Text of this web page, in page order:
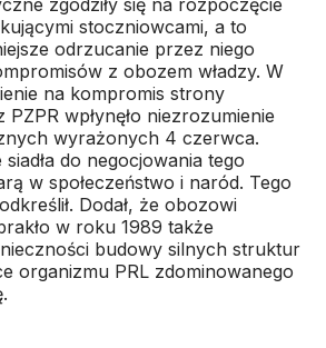
zgodziły się na rozpoczęcie
stoczniowcami, a to
odrzucanie przez niego
z obozem władzy. W
na kompromis strony
wpłynęło niezrozumienie
wyrażonych 4 czerwca.
do negocjowania tego
w społeczeństwo i naród. Tego
Dodał, że obozowi
w roku 1989 także
budowy silnych struktur
organizmu PRL zdominowanego